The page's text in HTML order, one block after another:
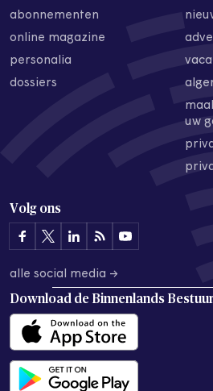
abonnementen
online magazine
personalia
dossiers
uw
Volg ons
alle social media →
Download de Binnenlands